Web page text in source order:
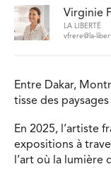
Virginie
LA LIBERTÉ
vfrere@la-
Entre Dakar,
tisse des
En 2025, l’artiste
expositions à
l’art où la lumière